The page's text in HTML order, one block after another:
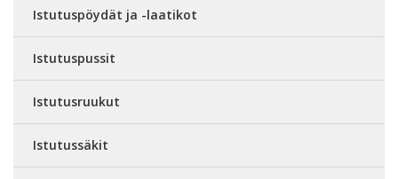
Istutuspöydät ja -laatikot
Istutuspussit
Istutusruukut
Istutussäkit